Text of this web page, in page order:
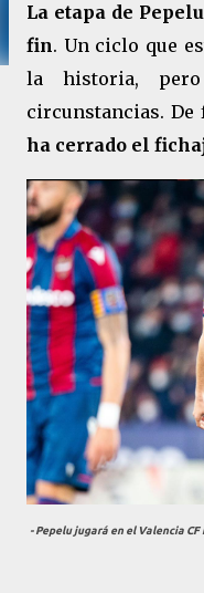
La etapa de
fin. Un ciclo que
la historia,
circunstancias.
ha cerrado el
- Pepelu jugará en el Valencia